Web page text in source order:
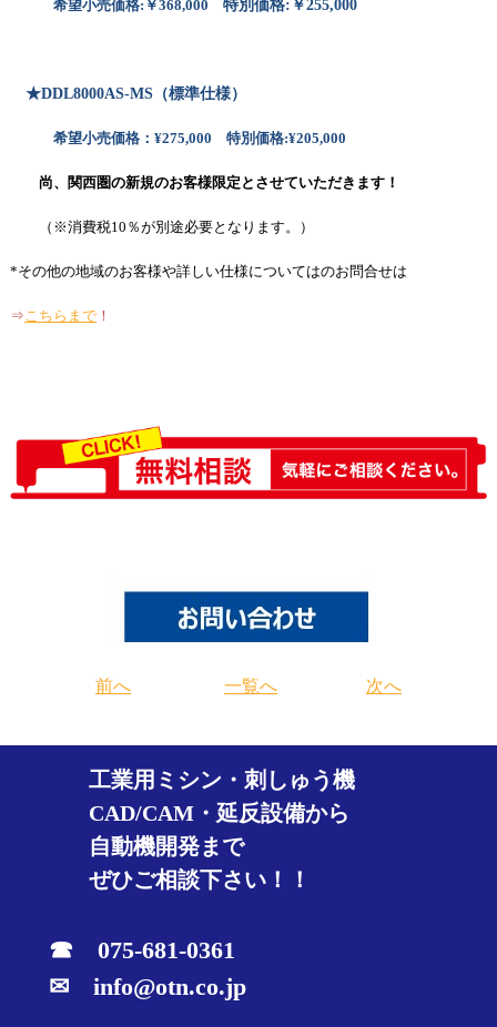
希望小売価格:￥368,000 特別価格:￥255,000
★DDL8000AS-MS（標準仕様）
希望小売価格：¥275,000 特別価格:¥205,000
尚、関西圏の新規のお客様限定とさせていただきます！
（※消費税10％が別途必要となります。）
*その他の地域のお客様や詳しい仕様についてはのお問合せは
⇒ こちらまで！
前へ 一覧へ 次へ
工業用ミシン・刺しゅう機
CAD/CAM・延反設備から
自動機開発まで
ぜひご相談下さい！！
☎ 075-681-0361
✉ info@otn.co.jp